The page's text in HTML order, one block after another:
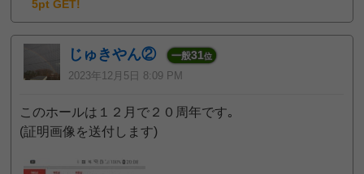
5pt GET!
じゅきやん② 一般31位
2023年12月5日 8:09 PM
このホールは１２月で２０周年です｡
(証明画像を送付します)